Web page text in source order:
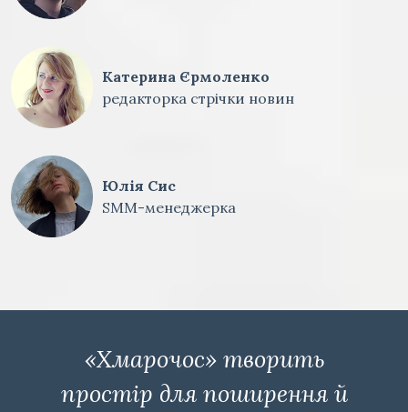
Катерина Єрмоленко
редакторка стрічки новин
Юлія Сис
SMM-менеджерка
«Хмарочос» творить
простір для поширення й